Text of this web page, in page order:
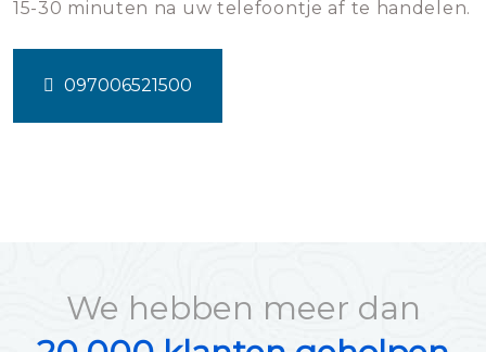
15-30 minuten na uw telefoontje af te handelen.
097006521500
We hebben meer dan